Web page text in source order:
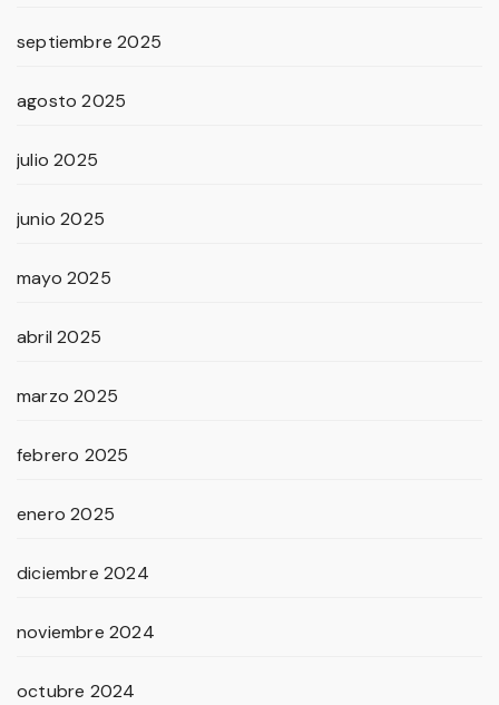
septiembre 2025
agosto 2025
julio 2025
junio 2025
mayo 2025
abril 2025
marzo 2025
febrero 2025
enero 2025
diciembre 2024
noviembre 2024
octubre 2024